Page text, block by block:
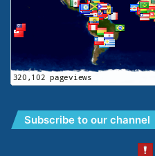
Subscribe to our channel